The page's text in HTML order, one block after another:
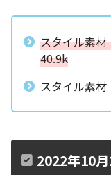
スタイル素
40.9k
スタイル素
2022年10